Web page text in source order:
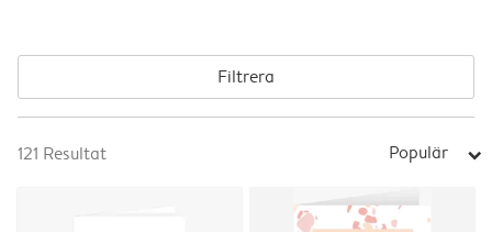
Filtrera
121 Resultat Populär arrow_right